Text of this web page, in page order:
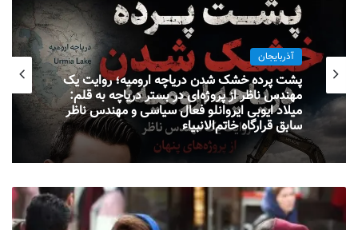
آذربایجان
پشت پرده خشک شدن دریاچه ارومیه؛ روایت یک
مهندس ناظر از پروژه‌ای در بستر دریاچه به قلم:
میلاد ایوبی ایروانلو فعال سیاسی و مهندس ناظر
سابق قرارگاه خاتم‌الانبیاء